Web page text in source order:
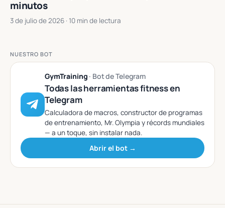
minutos
3 de julio de 2026 · 10 min de lectura
NUESTRO BOT
GymTraining · Bot de Telegram
Todas las herramientas fitness en
Telegram
Calculadora de macros, constructor de programas
de entrenamiento, Mr. Olympia y récords mundiales
— a un toque, sin instalar nada.
Abrir el bot →